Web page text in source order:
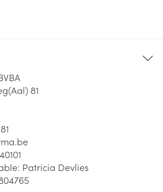
81
Patricia Devlies